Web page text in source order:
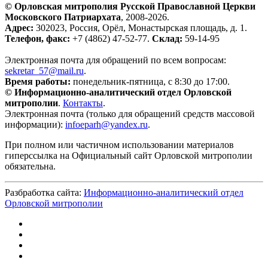
© Орловская митрополия Русской Православной Церкви
Московского Патриархата, 2008-2026.
Адрес: 302023, Россия, Орёл, Монастырская площадь, д. 1.
Телефон, факс: +7 (4862) 47-52-77. Склад: 59-14-95
Электронная почта для обращений по всем вопросам:
sekretar_57@mail.ru.
Время работы: понедельник-пятница, с 8:30 до 17:00.
© Информационно-аналитический отдел Орловской
митрополии. Контакты.
Электронная почта (только для обращений средств массовой
информации): infoeparh@yandex.ru.
При полном или частичном использовании материалов
гиперссылка на Официальный сайт Орловской митрополии
обязательна.
Разбработка сайта: Информационно-аналитический отдел
Орловской митрополии